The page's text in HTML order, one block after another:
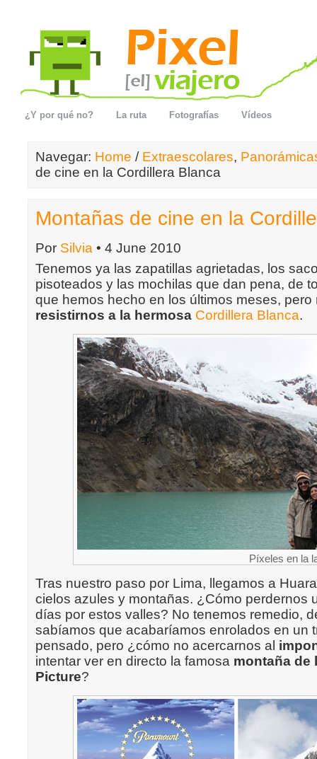
¿Y por qué no? La ruta Fotografías Vídeos
Navegar: Home / Extraescolares,
de cine en la Cordillera Blanca
Montañas de cine en la
Por Silvia • 4 June 2010
Tenemos ya las zapatillas agrietadas, los
pisoteados y las mochilas que dan pena, de
que hemos hecho en los últimos meses, pero
resistirnos a la hermosa Cordillera Blanca.
Píxeles en la
Tras nuestro paso por Lima, llegamos a
cielos azules y montañas. ¿Cómo perdernos
días por estos valles? No tenemos remedio,
sabíamos que acabaríamos enrolados en un
pensado, pero ¿cómo no acercarnos al
intentar ver en directo la famosa montaña de
Picture?